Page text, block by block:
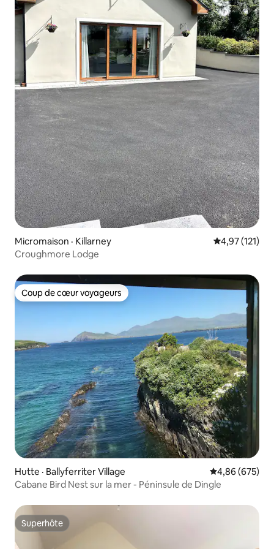
Micromaison · Killarney Note
4,97 (121)
Croughmore Lodge
Coup de cœur voyageurs
Coup de cœur voyageurs
Hutte · Ballyferriter Village Note
4,86 (675)
Cabane Bird Nest sur la mer - Péninsule de Dingle
Superhôte
Superhôte